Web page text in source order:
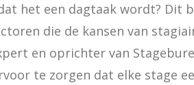
het een dagtaak wordt? Dit
die de kansen van
en oprichter van
te zorgen dat elke stage